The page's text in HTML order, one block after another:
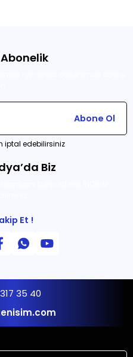
Abone Ol
iptal edebilirsiniz
Biz
Et !
35 40